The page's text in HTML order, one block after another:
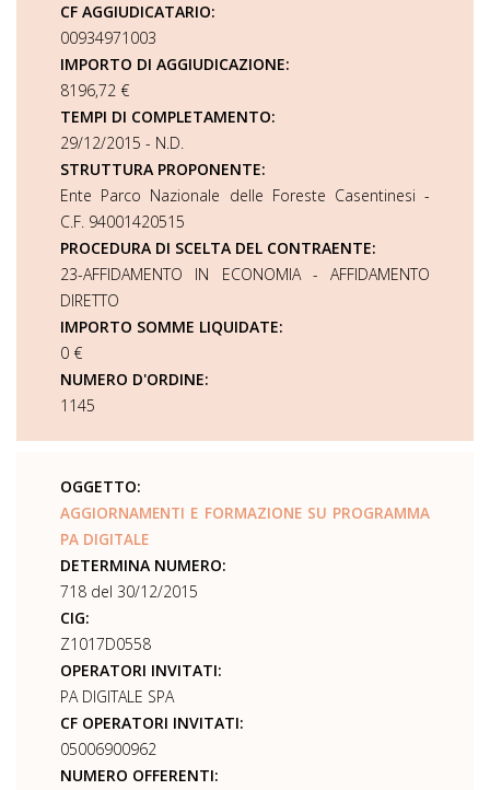
CF AGGIUDICATARIO:
00934971003
IMPORTO DI AGGIUDICAZIONE:
8196,72 €
TEMPI DI COMPLETAMENTO:
29/12/2015 - N.D.
STRUTTURA PROPONENTE:
Ente Parco Nazionale delle Foreste Casentinesi -
C.F. 94001420515
PROCEDURA DI SCELTA DEL CONTRAENTE:
23-AFFIDAMENTO IN ECONOMIA - AFFIDAMENTO
DIRETTO
IMPORTO SOMME LIQUIDATE:
0 €
NUMERO D'ORDINE:
1145
OGGETTO:
AGGIORNAMENTI E FORMAZIONE SU PROGRAMMA
PA DIGITALE
DETERMINA NUMERO:
718 del 30/12/2015
CIG:
Z1017D0558
OPERATORI INVITATI:
PA DIGITALE SPA
CF OPERATORI INVITATI:
05006900962
NUMERO OFFERENTI: